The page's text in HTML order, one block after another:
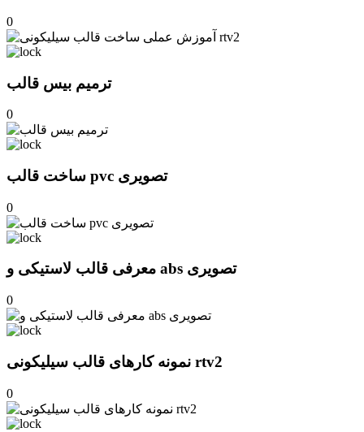
0
ترمیم بیس قالب
0
ساخت قالب pvc تصویری
0
معرفی قالب لاستیکی و abs تصویری
0
نمونه کارهای قالب سیلیکونی rtv2
0